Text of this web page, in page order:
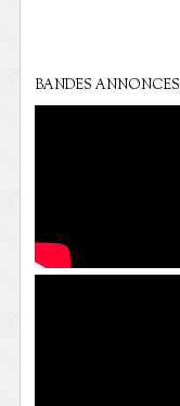
BANDES ANNONCES